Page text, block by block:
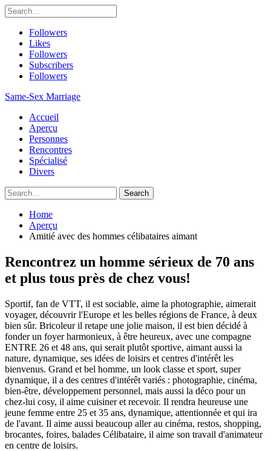
Followers
Likes
Followers
Subscribers
Followers
Same-Sex Marriage
Accueil
Aperçu
Personnes
Rencontres
Spécialisé
Divers
Home
Aperçu
Amitié avec des hommes célibataires aimant
Rencontrez un homme sérieux de 70 ans
et plus tous près de chez vous!
Sportif, fan de VTT, il est sociable, aime la photographie, aimerait
voyager, découvrir l'Europe et les belles régions de France, à deux
bien sûr. Bricoleur il retape une jolie maison, il est bien décidé à
fonder un foyer harmonieux, à être heureux, avec une compagne
ENTRE 26 et 48 ans, qui serait plutôt sportive, aimant aussi la
nature, dynamique, ses idées de loisirs et centres d'intérêt les
bienvenus. Grand et bel homme, un look classe et sport, super
dynamique, il a des centres d'intérêt variés : photographie, cinéma,
bien-être, développement personnel, mais aussi la déco pour un
chez-lui cosy, il aime cuisiner et recevoir. Il rendra heureuse une
jeune femme entre 25 et 35 ans, dynamique, attentionnée et qui ira
de l'avant. Il aime aussi beaucoup aller au cinéma, restos, shopping,
brocantes, foires, balades Célibataire, il aime son travail d'animateur
en centre de loisirs.